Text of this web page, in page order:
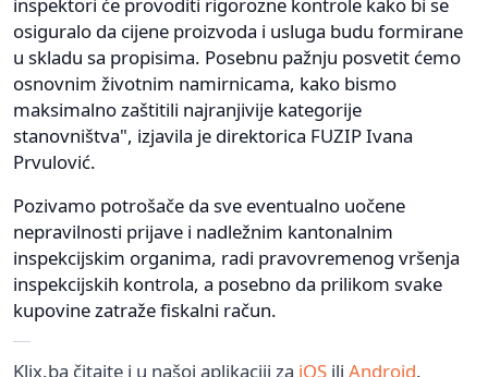
osiguralo da cijene proizvoda i usluga budu formirane
u skladu sa propisima. Posebnu pažnju posvetit ćemo
osnovnim životnim namirnicama, kako bismo
maksimalno zaštitili najranjivije kategorije
stanovništva", izjavila je direktorica FUZIP Ivana
Prvulović.
Pozivamo potrošače da sve eventualno uočene
nepravilnosti prijave i nadležnim kantonalnim
inspekcijskim organima, radi pravovremenog vršenja
inspekcijskih kontrola, a posebno da prilikom svake
kupovine zatraže fiskalni račun.
Klix.ba čitajte i u našoj aplikaciji za iOS ili Android.